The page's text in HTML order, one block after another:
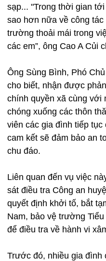
sạp... "Trong thời gian
sao hơn nữa về công
trường thoải mái trong
các em”, ông Cao A Củi
Ông Sùng Bình, Phó
cho biết, nhận được
chính quyền xã cùng với
chóng xuống các thôn
viên các gia đình tiếp
cam kết sẽ đảm bảo an
chu đáo.
Liên quan đến vụ việc
sát điều tra Công an
quyết định khởi tố, bắt
Nam, bảo vệ trường
để điều tra về hành vi
Trước đó, nhiều gia đình